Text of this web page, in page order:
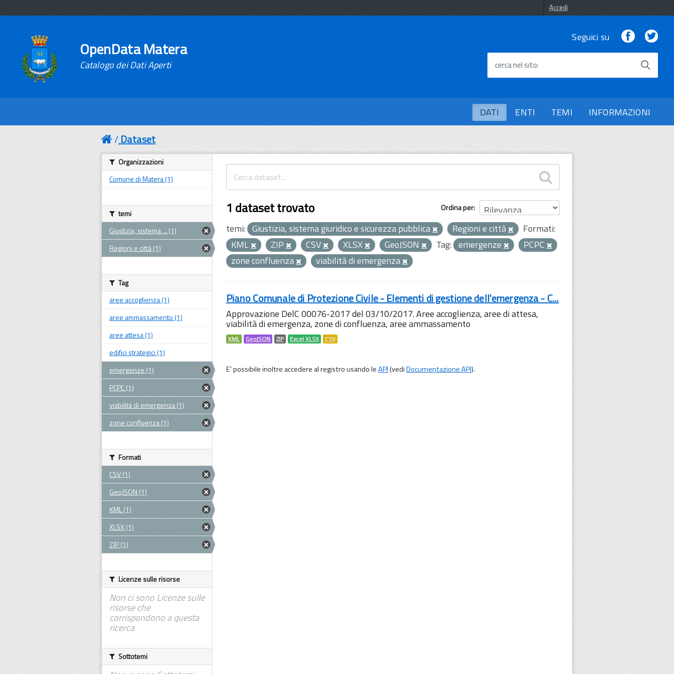
Accedi
OpenData Matera
Catalogo dei Dati Aperti
Seguici su Facebook
cerca nel sito
DATI ENTI TEMI INFORMAZIONI
Dataset
Ordina per
1 dataset trovato
temi: Giustizia, sistema giuridico e sicurezza pubblica Regioni e città
Formati:
KML
ZIP CSV XLSX GeoJSON Tag: emergenze
PCPC
zone confluenza
viabilità di emergenza
Piano Comunale di Protezione Civile - Elementi di gestione dell'emergenza - C...
Approvazione DelC 00076-2017 del 03/10/2017. Aree accoglienza, aree di attesa,
viabilità di emergenza, zone di confluenza, aree ammassamento
KML GeoJSON ZIP Excel XLSX CSV
E' possibile inoltre accedere al registro usando leAPI(vediDocumentazione API).
Organizzazioni
Comune di Matera (1)
temi
Giustizia, sistema ... (1)
Regioni e città (1)
Tag
aree accoglienza (1)
aree ammassamento (1)
aree attesa (1)
edifici strategici (1)
emergenze (1)
PCPC (1)
viabilità di emergenza (1)
zone confluenza (1)
Formati
CSV (1)
GeoJSON (1)
KML (1)
XLSX (1)
ZIP (1)
Licenze sulle risorse
Non ci sono Licenze sulle
risorse che
corrispondono a questa
ricerca
Sottotemi